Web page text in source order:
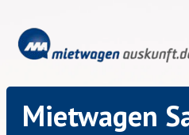
Mietwagen